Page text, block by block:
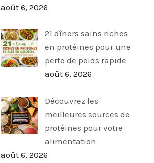
août 6, 2026
21 dîners sains riches
en protéines pour une
perte de poids rapide
août 6, 2026
Découvrez les
meilleures sources de
protéines pour votre
alimentation
août 6, 2026